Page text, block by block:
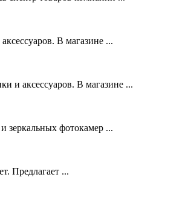
В магазине ...
и аксессуаров. В магазине ...
зеркальных фотокамер ...
Предлагает ...